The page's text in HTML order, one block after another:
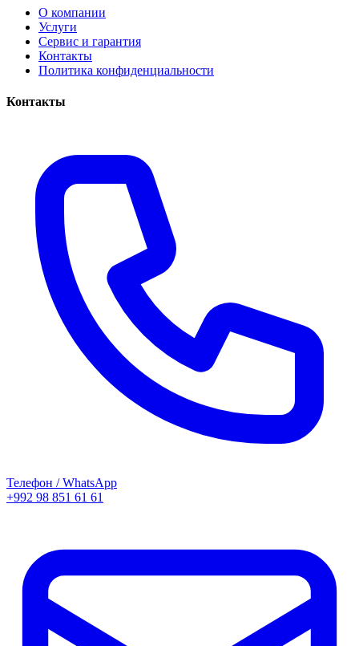
О компании
Услуги
Сервис и гарантия
Контакты
Политика конфиденциальности
Контакты
Телефон / WhatsApp
+992 98 851 61 61